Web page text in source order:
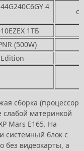
4
1ТБ
(500W)
сборка (процессор
слабой материнкой
Mars E165. На
системный блок с
без видеокарты, а